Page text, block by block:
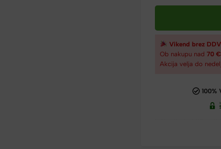
Vikend brez DDV
Ob nakupu nad70 €
Akcija velja do
100%